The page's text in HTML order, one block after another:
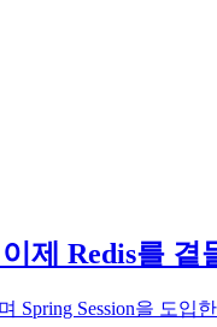
제 Redis를 곁
Spring Session을 도